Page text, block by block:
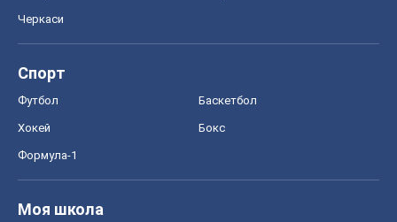
Черкаси
Спорт
Футбол Баскетбол
Хокей Бокс
Формула-1
Моя школа